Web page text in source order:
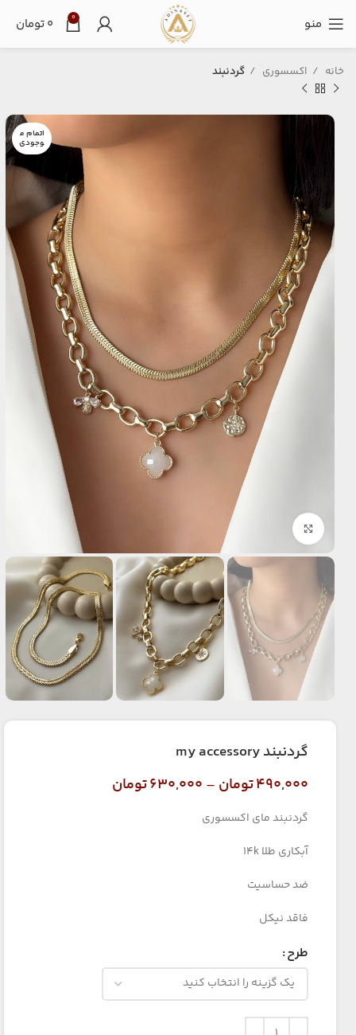
منو 0 ۰تومان
خانه اکسسوری گردنبند
اتمام م
وجودی
بزرگنمایی تصویر
گردنبند my accessory
۴۹۰,۰۰۰تومان – ۶۳۰,۰۰۰تومان
گردنبند مای اکسسوری
آبکاری طلا 14k
ضد حساسیت
فاقد نیکل
طرح